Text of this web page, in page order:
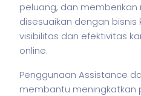
peluang, dan
disesuaikan dengan bisnis
visibilitas dan efektivitas
online.
Penggunaan Assistance
membantu meningkatkan